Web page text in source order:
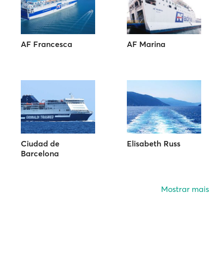
AF Francesca AF Marina
Ciudad de
Barcelona
Elisabeth Russ
Mostrar mais